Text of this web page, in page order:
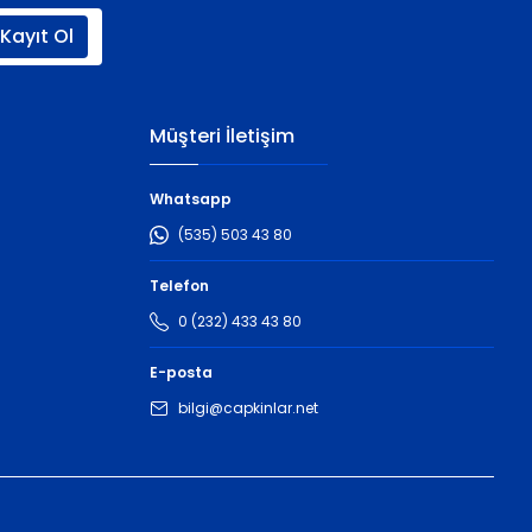
Kayıt Ol
Müşteri İletişim
Whatsapp
(535) 503 43 80
Telefon
0 (232) 433 43 80
E-posta
bilgi@capkinlar.net